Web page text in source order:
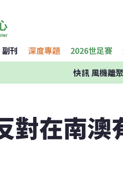
副刊 深度專題 2026世足賽
快訊風機離
對在南澳